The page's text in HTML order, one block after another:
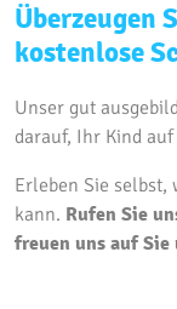
Überzeugen
kostenlose
Unser gut
darauf, Ihr Kind
Erleben Sie selbst,
kann. Rufen Sie
freuen uns auf